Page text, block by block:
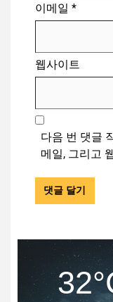
이메일 *
웹사이트
다음 번 댓글
메일, 그리고